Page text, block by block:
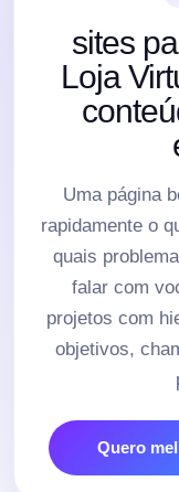
sites
Loja
Uma página
rapidamente o
quais
falar com
projetos com
objetivos,
Quero